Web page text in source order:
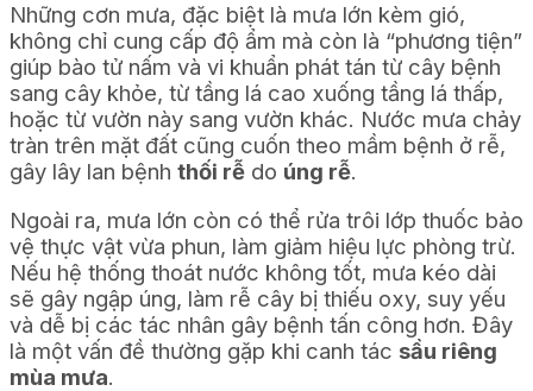
Những cơn mưa, đặc biệt là mưa lớn kèm gió,
không chỉ cung cấp độ ẩm mà còn là “phương tiện”
giúp bào tử nấm và vi khuẩn phát tán từ cây bệnh
sang cây khỏe, từ tầng lá cao xuống tầng lá thấp,
hoặc từ vườn này sang vườn khác. Nước mưa chảy
tràn trên mặt đất cũng cuốn theo mầm bệnh ở rễ,
gây lây lan bệnh thối rễ do úng rễ.
Ngoài ra, mưa lớn còn có thể rửa trôi lớp thuốc bảo
vệ thực vật vừa phun, làm giảm hiệu lực phòng trừ.
Nếu hệ thống thoát nước không tốt, mưa kéo dài
sẽ gây ngập úng, làm rễ cây bị thiếu oxy, suy yếu
và dễ bị các tác nhân gây bệnh tấn công hơn. Đây
là một vấn đề thường gặp khi canh tác sầu riêng
mùa mưa.